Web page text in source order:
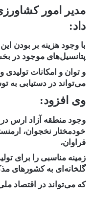
مدیر امور
داد:
با وجود هزینه‌ بر بودن
پتانسیل‌های موجود در
و توان و امکانات
می‌تواند در دستیابی به
وی افزود:
وجود منطقه آزاد ارس
خودمختار نخجوان،
فراوان،
زمینه مناسبی را برای
گلخانه‌ای به کشور‌های
که می‌تواند در اقتصاد